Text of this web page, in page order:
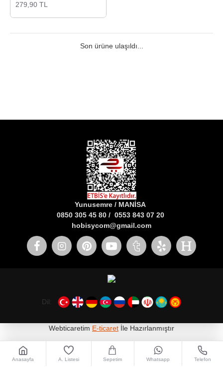
279,90 TL
Son ürüne ulaşıldı...
Yunusemre / MANİSA
0850 305 45 80 / 0553 843 07 20
hobisycom@gmail.com
Dil:
Webticaretim E-ticaret İle Hazırlanmıştır
Anasayfa A. Listesi Sepetim Whatsapp Telefon